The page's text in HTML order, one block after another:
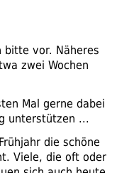
bitte vor. Näheres
zwei Wochen
Mal gerne dabei
unterstützen ...
die schöne
Viele, die oft oder